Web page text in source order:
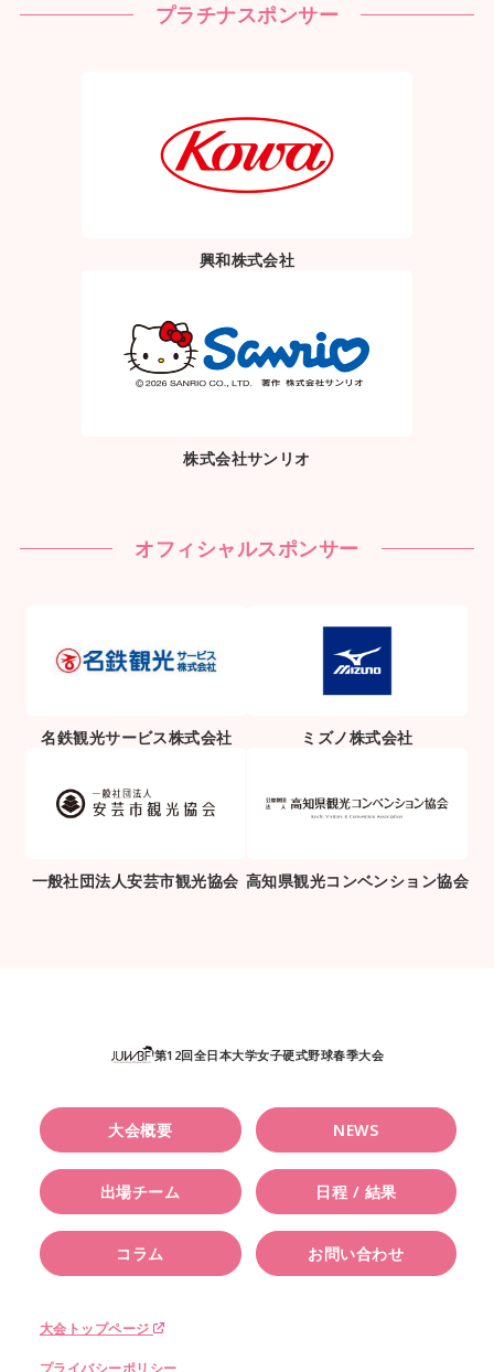
プラチナスポンサー
興和株式会社
株式会社サンリオ
オフィシャルスポンサー
名鉄観光サービス株式会社 ミズノ株式会社
一般社団法人安芸市観光協会 高知県観光コンベンション協会
第12回全日本大学女子硬式野球春季大会
大会概要 NEWS
出場チーム 日程 / 結果
コラム お問い合わせ
大会トップページ